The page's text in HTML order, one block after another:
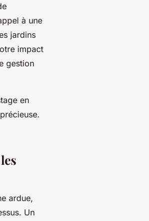
à une
jardins
impact
gestion
en
ardue,
Un